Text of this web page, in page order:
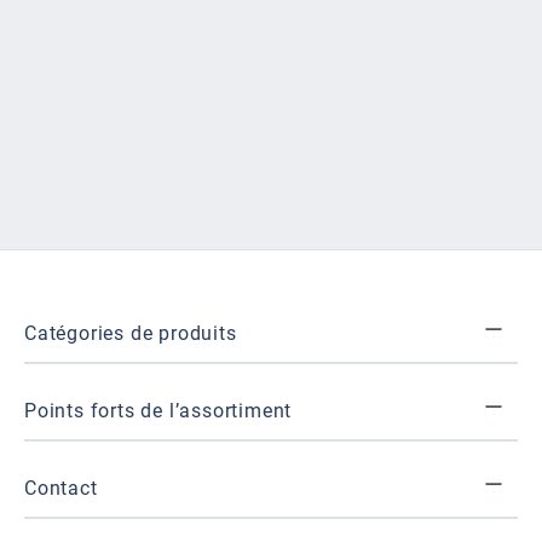
Catégories de produits
Points forts de l’assortiment
Contact